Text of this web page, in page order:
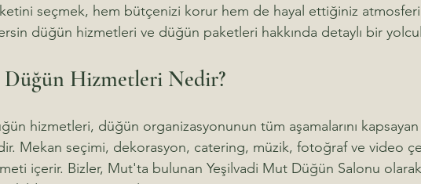
seçmek, hem bütçenizi korur hem de hayal ettiğiniz atmosferi
düğün hizmetleri ve düğün paketleri hakkında detaylı bir
Hizmetleri Nedir?
hizmetleri, düğün organizasyonunun tüm aşamalarını
Mekan seçimi, dekorasyon, catering, müzik, fotoğraf ve video
içerir. Bizler, Mut'ta bulunan Yeşilvadi Mut Düğün Salonu